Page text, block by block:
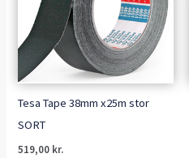
Tesa Tape 38mm x25m stor
SORT
519,00 kr.